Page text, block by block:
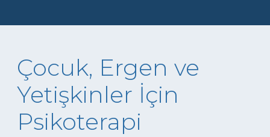
Çocuk, Ergen ve
Yetişkinler İçin
Psikoterapi